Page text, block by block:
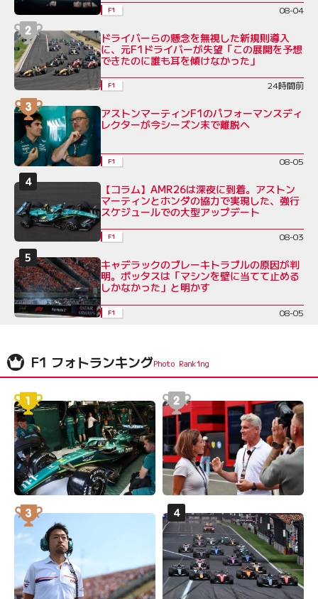
F1 08-04
ドライバーらの懸念を無視した新規則導入
に、元F1ドライバーが失望「この展開を予想
できたのに誰も耳を傾けなかった」
F1 24時間前
アストンマーティンF1のパフォーマンスディ
レクターが今シーズン末で離脱へ
F1 08-05
【コラム】AMR26は深夜に到着。アストン
マーティンとホンダの協力で実現した、強行
スケジュールでの大型アップデート
F1 08-03
キャデラックのブレーキトラブルの原因が判
明。ボッタスは「マシンを壁に当てて止める
しかなかった」と明かす
F1 08-05
F1 フォトランキング